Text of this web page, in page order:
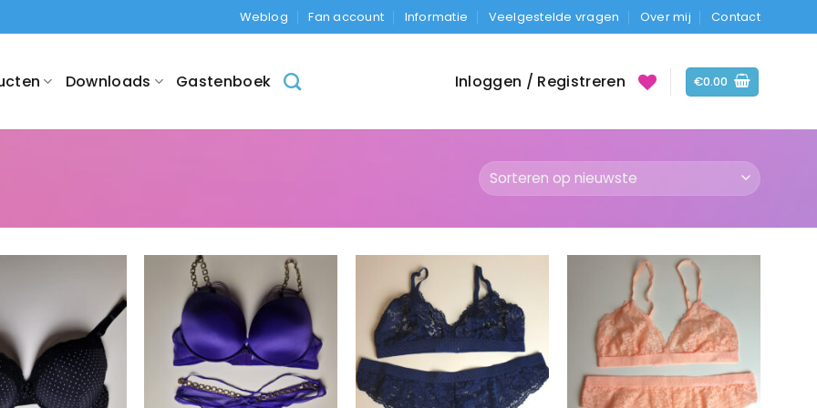
Weblog Fan account Informatie Veelgestelde vragen Over mij Contact
Downloads Gastenboek Inloggen / Registreren €0.00